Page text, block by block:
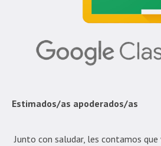
Estimados/as apoderados/as
Junto con saludar, les contamos